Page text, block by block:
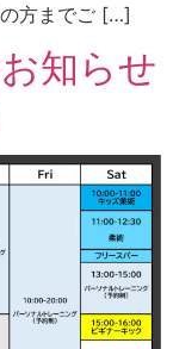
方までご […]
知らせ